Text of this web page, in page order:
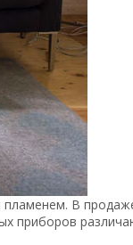
В
приборов